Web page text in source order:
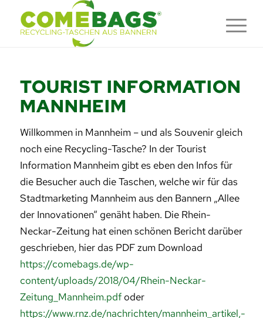
TOURIST INFORMATION
MANNHEIM
Willkommen in Mannheim – und als Souvenir gleich
noch eine Recycling-Tasche? In der Tourist
Information Mannheim gibt es eben den Infos für
die Besucher auch die Taschen, welche wir für das
Stadtmarketing Mannheim aus den Bannern „Allee
der Innovationen“ genäht haben. Die Rhein-
Neckar-Zeitung hat einen schönen Bericht darüber
geschrieben, hier das PDF zum Download
https://comebags.de/wp-
content/uploads/2018/04/Rhein-Neckar-
Zeitung_Mannheim.pdfoder
https://www.rnz.de/nachrichten/mannheim_artikel,-